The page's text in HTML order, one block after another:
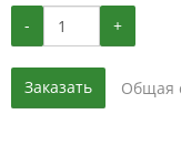
-
+
Заказать Общая